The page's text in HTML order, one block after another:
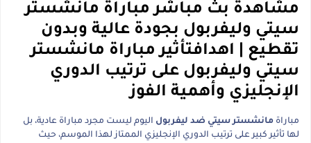
مشاهدة بث مباشر مباراة مانشستر
سيتي وليفربول بجودة عالية وبدون
تقطيع | اهدافتأثير مباراة مانشستر
سيتي وليفربول على ترتيب الدوري
الإنجليزي وأهمية الفوز
مباراة مانشستر سيتي ضد ليفربول اليوم ليست مجرد مباراة عادية، بل
لها تأثير كبير على ترتيب الدوري الإنجليزي الممتاز لهذا الموسم، حيث